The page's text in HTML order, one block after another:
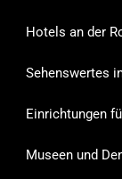
Hotels an der
Sehenswertes
Einrichtungen
Museen und